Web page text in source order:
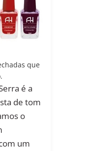
que
é a
de tom
o
um